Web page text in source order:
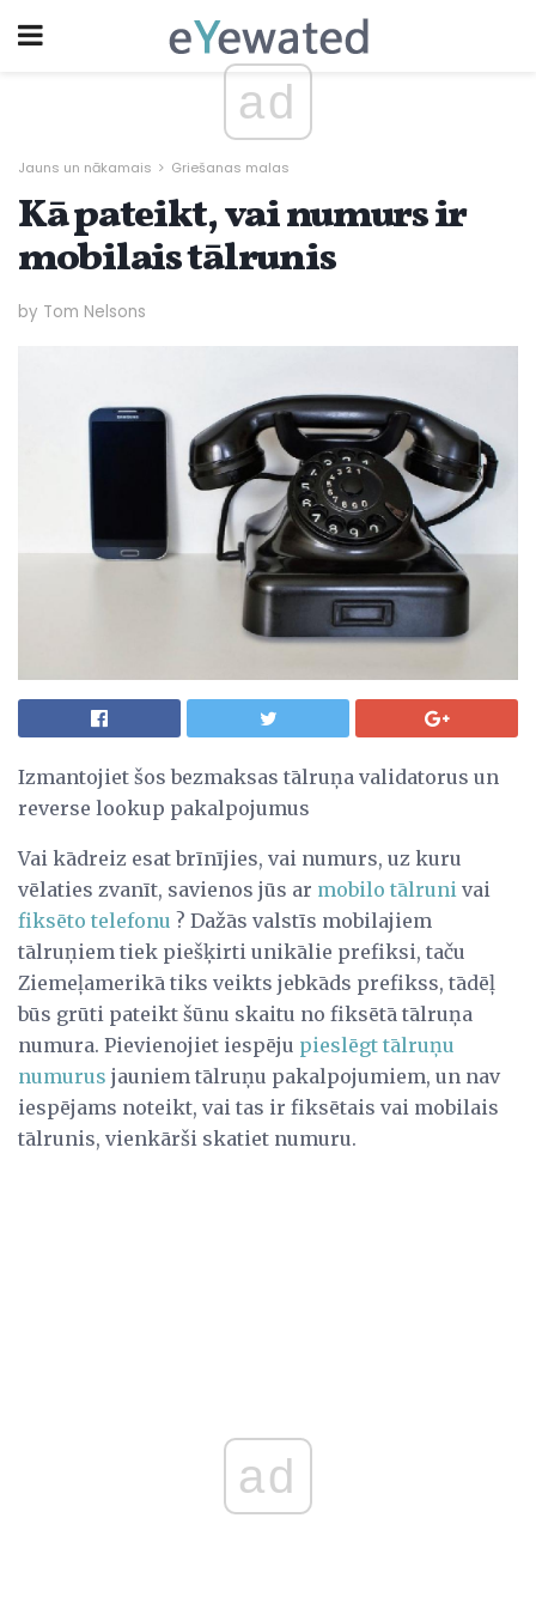
ad
Jauns un nākamais Griešanas malas
Kā pateikt, vai numurs ir
mobilais tālrunis
by Tom Nelsons
Izmantojiet šos bezmaksas tālruņa validatorus un
reverse lookup pakalpojumus
Vai kādreiz esat brīnījies, vai numurs, uz kuru
vēlaties zvanīt, savienos jūs ar mobilo tālruni vai
fiksēto telefonu ? Dažās valstīs mobilajiem
tālruņiem tiek piešķirti unikālie prefiksi, taču
Ziemeļamerikā tiks veikts jebkāds prefikss, tādēļ
būs grūti pateikt šūnu skaitu no fiksētā tālruņa
numura. Pievienojiet iespēju pieslēgt tālruņu
numurus jauniem tālruņu pakalpojumiem, un nav
iespējams noteikt, vai tas ir fiksētais vai mobilais
tālrunis, vienkārši skatiet numuru.
ad